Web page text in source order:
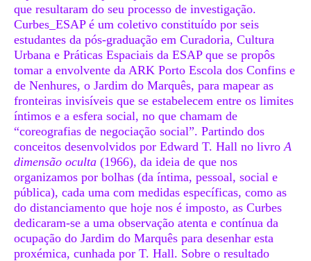
que resultaram do seu processo de investigação.
Curbes_ESAP é um coletivo constituído por seis
estudantes da pós-graduação em Curadoria, Cultura
Urbana e Práticas Espaciais da ESAP que se propôs
tomar a envolvente da ARK Porto Escola dos Confins e
de Nenhures, o Jardim do Marquês, para mapear as
fronteiras invisíveis que se estabelecem entre os limites
íntimos e a esfera social, no que chamam de
“coreografias de negociação social”. Partindo dos
conceitos desenvolvidos por Edward T. Hall no livroA
dimensão oculta (1966), da ideia de que nos
organizamos por bolhas (da íntima, pessoal, social e
pública), cada uma com medidas específicas, como as
do distanciamento que hoje nos é imposto, as Curbes
dedicaram-se a uma observação atenta e contínua da
ocupação do Jardim do Marquês para desenhar esta
proxémica, cunhada por T. Hall. Sobre o resultado